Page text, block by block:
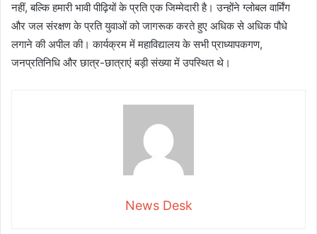
नहीं, बल्कि हमारी भावी पीढ़ियों के प्रति एक जिम्मेदारी है। उन्होंने ग्लोबल वार्मिंग
और जल संरक्षण के प्रति युवाओं को जागरूक करते हुए अधिक से अधिक पौधे
लगाने की अपील की। कार्यक्रम में महाविद्यालय के सभी प्राध्यापकगण,
जनप्रतिनिधि और छात्र-छात्राएं बड़ी संख्या में उपस्थित थे।
News Desk